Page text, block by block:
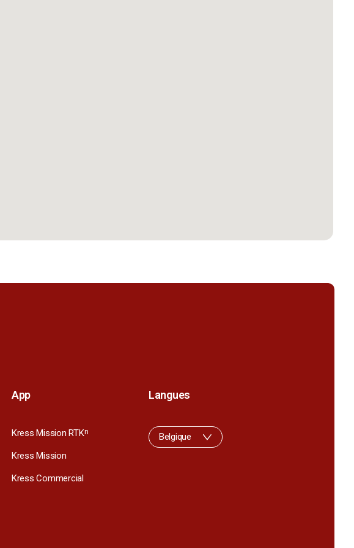
App
Kress Mission RTKn
Kress Mission
Kress Commercial
Langues
Belgique